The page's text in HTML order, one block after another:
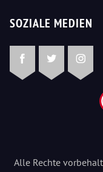
SOZIALE MEDIEN
FacebookTwitter
Alle Rechte